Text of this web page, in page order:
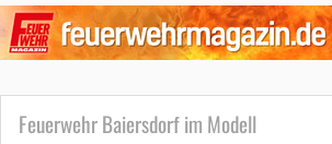
Feuerwehr Baiersdorf im Modell